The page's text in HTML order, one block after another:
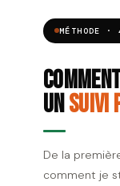
MÉTHODE ·
unsuivi
De la
comment je